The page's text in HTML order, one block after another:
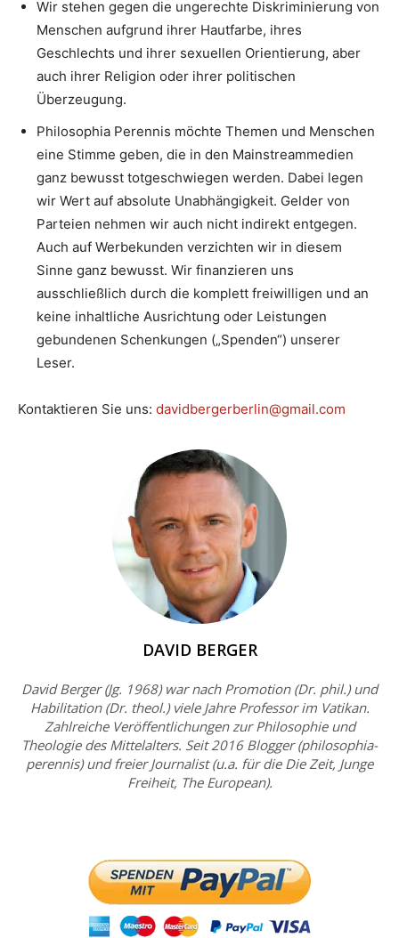
Wir stehen gegen die ungerechte Diskriminierung von
Menschen aufgrund ihrer Hautfarbe, ihres
Geschlechts und ihrer sexuellen Orientierung, aber
auch ihrer Religion oder ihrer politischen
Überzeugung.
Philosophia Perennis möchte Themen und Menschen
eine Stimme geben, die in den Mainstreammedien
ganz bewusst totgeschwiegen werden. Dabei legen
wir Wert auf absolute Unabhängigkeit. Gelder von
Parteien nehmen wir auch nicht indirekt entgegen.
Auch auf Werbekunden verzichten wir in diesem
Sinne ganz bewusst. Wir finanzieren uns
ausschließlich durch die komplett freiwilligen und an
keine inhaltliche Ausrichtung oder Leistungen
gebundenen Schenkungen („Spenden“) unserer
Leser.
Kontaktieren Sie uns: davidbergerberlin@gmail.com
DAVID BERGER
David Berger (Jg. 1968) war nach Promotion (Dr. phil.) und
Habilitation (Dr. theol.) viele Jahre Professor im Vatikan.
Zahlreiche Veröffentlichungen zur Philosophie und
Theologie des Mittelalters. Seit 2016 Blogger (philosophia-
perennis) und freier Journalist (u.a. für die Die Zeit, Junge
Freiheit, The European).